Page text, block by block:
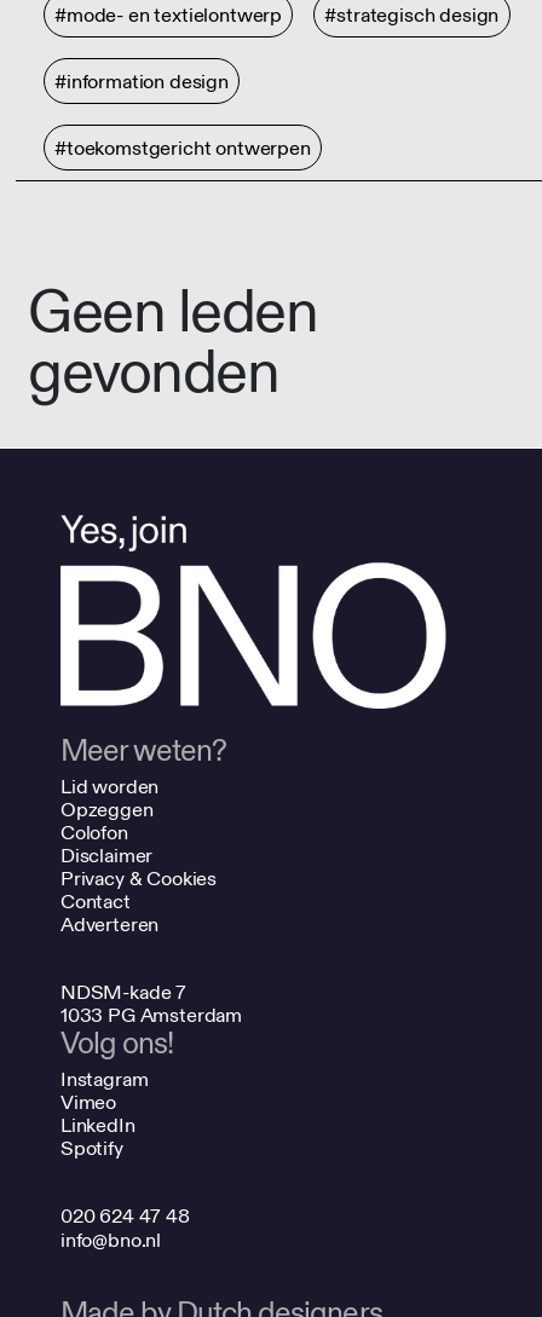
#mode- en textielontwerp #strategisch design
#information design
#toekomstgericht ontwerpen
Geen leden
gevonden
Meer weten?
Lid worden
Opzeggen
Colofon
Disclaimer
Privacy & Cookies
Contact
Adverteren
NDSM-kade 7
1033 PG Amsterdam
Volg ons!
Instagram
Vimeo
LinkedIn
Spotify
020 624 47 48
info@bno.nl